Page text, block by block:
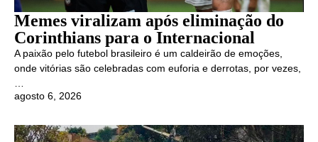
Memes viralizam após eliminação do
Corinthians para o Internacional
A paixão pelo futebol brasileiro é um caldeirão de emoções,
onde vitórias são celebradas com euforia e derrotas, por vezes,
agosto 6, 2026